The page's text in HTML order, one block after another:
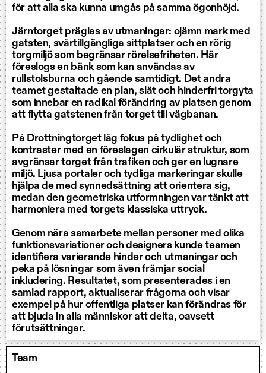
för att alla ska kunna umgås på samma ögonhöjd.
Järntorget präglas av utmaningar: ojämn mark med
gatsten, svårtillgängliga sittplatser och en rörig
torgmiljö som begränsar rörelsefriheten. Här
föreslogs en bänk som kan användas av
rullstolsburna och gående samtidigt. Det andra
teamet gestaltade en plan, slät och hinderfri torgyta
som innebar en radikal förändring av platsen genom
att flytta gatstenen från torget till vägbanan.
På Drottningtorget låg fokus på tydlighet och
kontraster med en föreslagen cirkulär struktur, som
avgränsar torget från trafiken och ger en lugnare
miljö. Ljusa portaler och tydliga markeringar skulle
hjälpa de med synnedsättning att orientera sig,
medan den geometriska utformningen var tänkt att
harmoniera med torgets klassiska uttryck.
Genom nära samarbete mellan personer med olika
funktionsvariationer och designers kunde teamen
identifiera varierande hinder och utmaningar och
peka på lösningar som även främjar social
inkludering. Resultatet, som presenterades i en
samlad rapport, aktualiserar frågorna och visar
exempel på hur offentliga platser kan förändras för
att bjuda in alla människor att delta, oavsett
förutsättningar.
Team